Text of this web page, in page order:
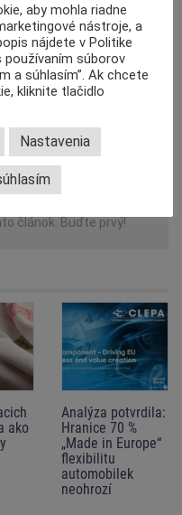
Komentáre sú publikované
uvedené v komentároch,
článok. Buďte prvý!
ako
Analýza potvrdila:
Hranice 70 %
„Made in Europe“
flexibilitu
automobilek
neohrozí
aby mohla riadne
nástroje, a
nájdete v Politike
používaním súborov
a súhlasím”. Ak chcete
kliknite tlačidlo
Nastavenia